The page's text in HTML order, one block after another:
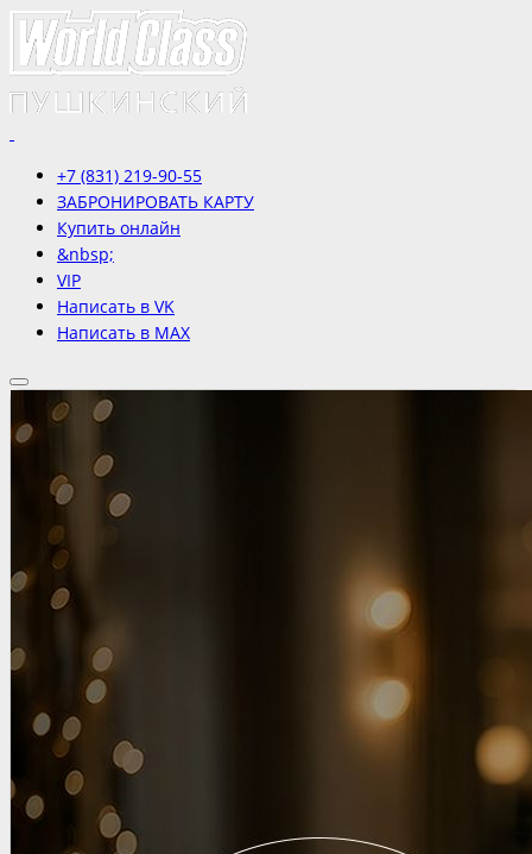
+7 (831) 219-90-55
ЗАБРОНИРОВАТЬ КАРТУ
Купить онлайн
&nbsp;
VIP
Написать в VK
Написать в MAX